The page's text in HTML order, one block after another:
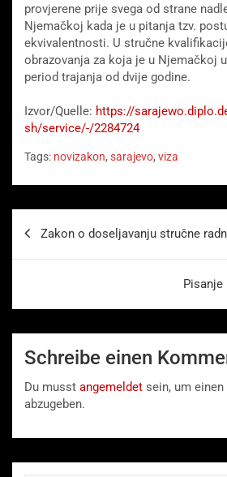
provjerene prije svega od strane
Njemačkoj kada je u pitanja tzv.
ekvivalentnosti. U stručne
obrazovanja za koja je u Njemačkoj
period trajanja od dvije godine.
Izvor/Quelle: https://
sh/service/-/2284724
Tags: novizakon, sarajevo, viza
Zakon o doseljavanju stručne
Schreibe einen
Du musst angemeldet sein, um
abzugeben.